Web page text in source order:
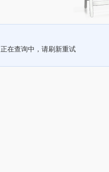
正在查询中，请刷新重试